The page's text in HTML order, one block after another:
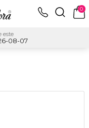
0
este
08-07